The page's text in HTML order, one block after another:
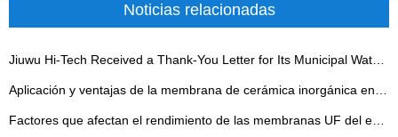
Noticias relacionadas